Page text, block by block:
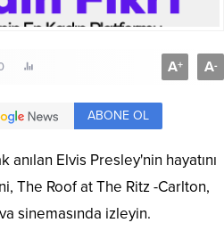
A+ A-
ABONE OL
anılan Elvis Presley'nin hayatını
The Roof at The Ritz -Carlton,
sinemasında izleyin.